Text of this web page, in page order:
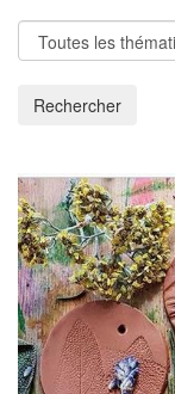
Rechercher